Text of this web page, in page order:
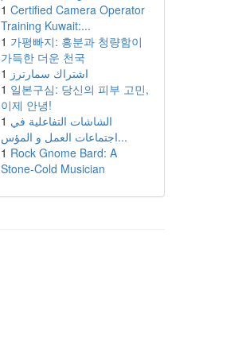
1 Certified Camera Operator
Training Kuwait:...
1 가평빠지: 흥분과 청량함이
가득한 더운 천국
1 اشتراك سمارترز
1 일본구심: 당신의 피부 고민,
이제 안녕!
1 الشاشات التفاعلية في
اجتماعات العمل و المؤس...
1 Rock Gnome Bard: A
Stone-Cold Musician